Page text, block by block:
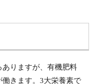
りますが、有機肥料
きます。3大栄養素で